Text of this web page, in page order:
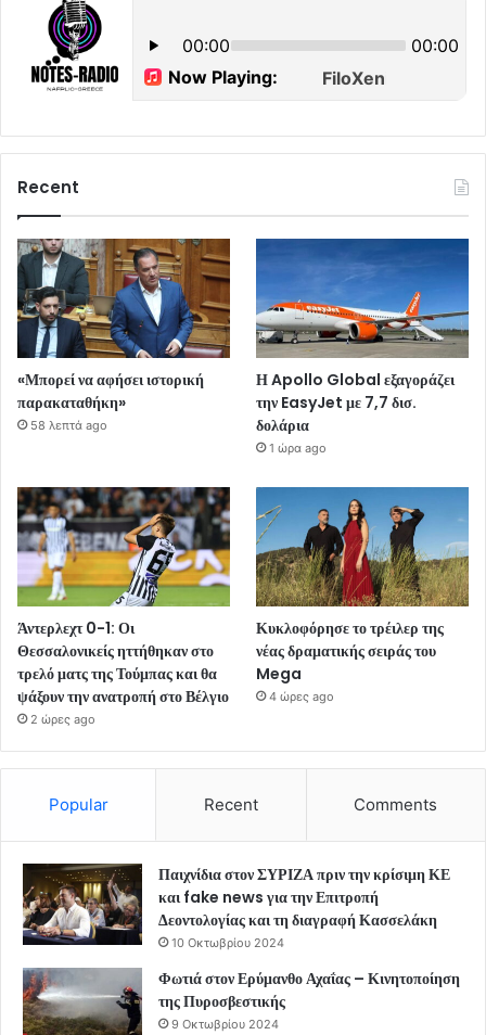
Recent
«Μπορεί να αφήσει ιστορική
παρακαταθήκη»
58 λεπτά ago
Η Apollo Global εξαγοράζει
την EasyJet με 7,7 δισ.
δολάρια
1 ώρα ago
Άντερλεχτ 0-1: Οι
Θεσσαλονικείς ηττήθηκαν στο
τρελό ματς της Τούμπας και θα
ψάξουν την ανατροπή στο Βέλγιο
2 ώρες ago
Κυκλοφόρησε το τρέιλερ της
νέας δραματικής σειράς του
Mega
4 ώρες ago
Popular Recent Comments
Παιχνίδια στον ΣΥΡΙΖΑ πριν την κρίσιμη ΚΕ
και fake news για την Επιτροπή
Δεοντολογίας και τη διαγραφή Κασσελάκη
10 Οκτωβρίου 2024
Φωτιά στον Ερύμανθο Αχαΐας – Κινητοποίηση
της Πυροσβεστικής
9 Οκτωβρίου 2024